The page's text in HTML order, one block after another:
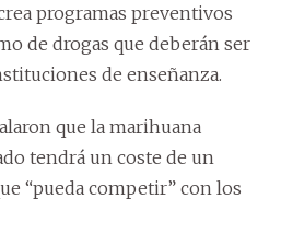
programas preventivos
de drogas que deberán ser
de enseñanza.
que la marihuana
tendrá un coste de un
“pueda competir” con los